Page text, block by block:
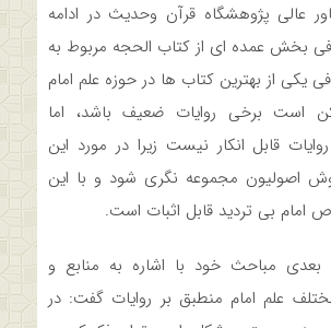
عالی پژوهشگاه قرآن وحدیث در ادامه
بخش عمده ای از کتاب الحجه مربوط به
یکی از بهترین کتاب ها در حوزه علم امام
است برخی روایات ضعیف باشد، اما
قابل انکار نیست زیرا در مورد این
اصولیون مجموعه نگری شود و با این
امام بی تردید قابل اثبات است.
مباحث خود با اشاره به منابع و
علم امام منطبق بر روایات گفت: در